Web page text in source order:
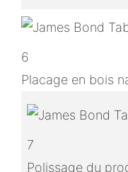
6
Placage en bois
7
Polissage du